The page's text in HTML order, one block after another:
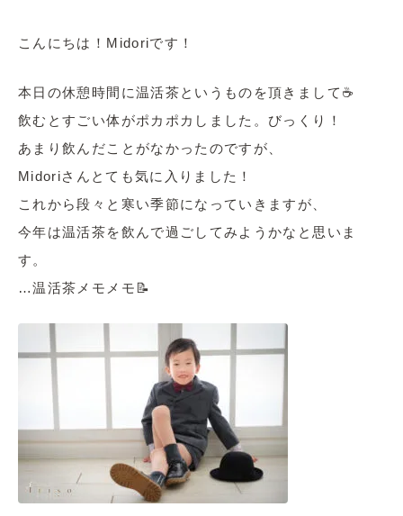
こんにちは！Midoriです！
本日の休憩時間に温活茶というものを頂きまして☕
飲むとすごい体がポカポカしました。びっくり！
あまり飲んだことがなかったのですが、
Midoriさんとても気に入りました！
これから段々と寒い季節になっていきますが、
今年は温活茶を飲んで過ごしてみようかなと思いま
す。
…温活茶メモメモ📝